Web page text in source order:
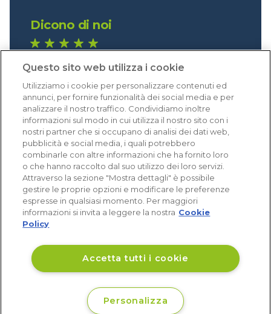
Dicono di noi
Eccellente (4,8)
Acquisti verificati
Questo sito web utilizza i cookie
Utilizziamo i cookie per personalizzare contenuti ed
annunci, per fornire funzionalità dei social media e per
analizzare il nostro traffico. Condividiamo inoltre
informazioni sul modo in cui utilizza il nostro sito con i
nostri partner che si occupano di analisi dei dati web,
pubblicità e social media, i quali potrebbero
combinarle con altre informazioni che ha fornito loro
o che hanno raccolto dal suo utilizzo dei loro servizi.
Attraverso la sezione "Mostra dettagli" è possibile
gestire le proprie opzioni e modificare le preferenze
espresse in qualsiasi momento. Per maggiori
informazioni si invita a leggere la nostra Cookie
Policy
Accetta tutti i cookie
Personalizza